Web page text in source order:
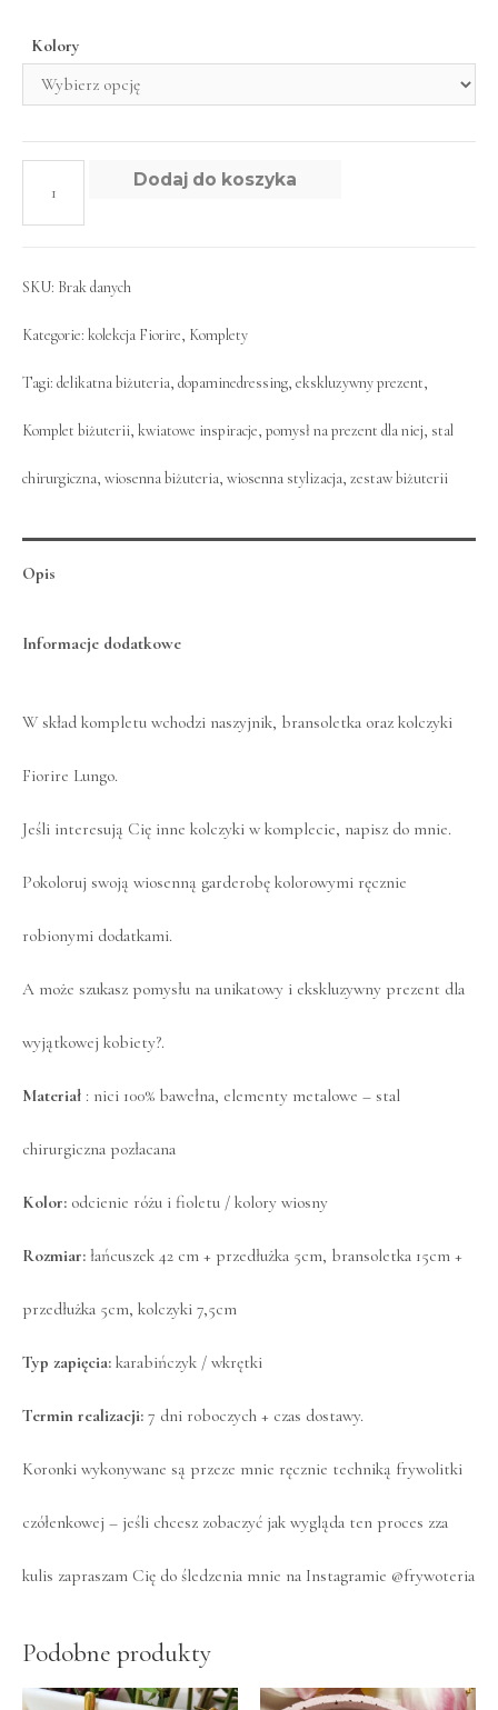
Kolory
Dodaj do koszyka
SKU: Brak danych
Kategorie: kolekcja Fiorire, Komplety
Tagi: delikatna biżuteria, dopaminedressing, ekskluzywny prezent,
Komplet biżuterii, kwiatowe inspiracje, pomysł na prezent dla niej, stal
chirurgiczna, wiosenna biżuteria, wiosenna stylizacja, zestaw biżuterii
Opis
Informacje dodatkowe
W skład kompletu wchodzi naszyjnik, bransoletka oraz kolczyki
Fiorire Lungo.
Jeśli interesują Cię inne kolczyki w komplecie, napisz do mnie.
Pokoloruj swoją wiosenną garderobę kolorowymi ręcznie
robionymi dodatkami.
A może szukasz pomysłu na unikatowy i ekskluzywny prezent dla
wyjątkowej kobiety?.
Materiał : nici 100% bawełna, elementy metalowe – stal
chirurgiczna pozłacana
Kolor: odcienie różu i fioletu / kolory wiosny
Rozmiar: łańcuszek 42 cm + przedłużka 5cm, bransoletka 15cm +
przedłużka 5cm, kolczyki 7,5cm
Typ zapięcia: karabińczyk / wkrętki
Termin realizacji: 7 dni roboczych + czas dostawy.
Koronki wykonywane są przeze mnie ręcznie techniką frywolitki
czółenkowej – jeśli chcesz zobaczyć jak wygląda ten proces zza
kulis zapraszam Cię do śledzenia mnie na Instagramie @frywoteria
Podobne produkty